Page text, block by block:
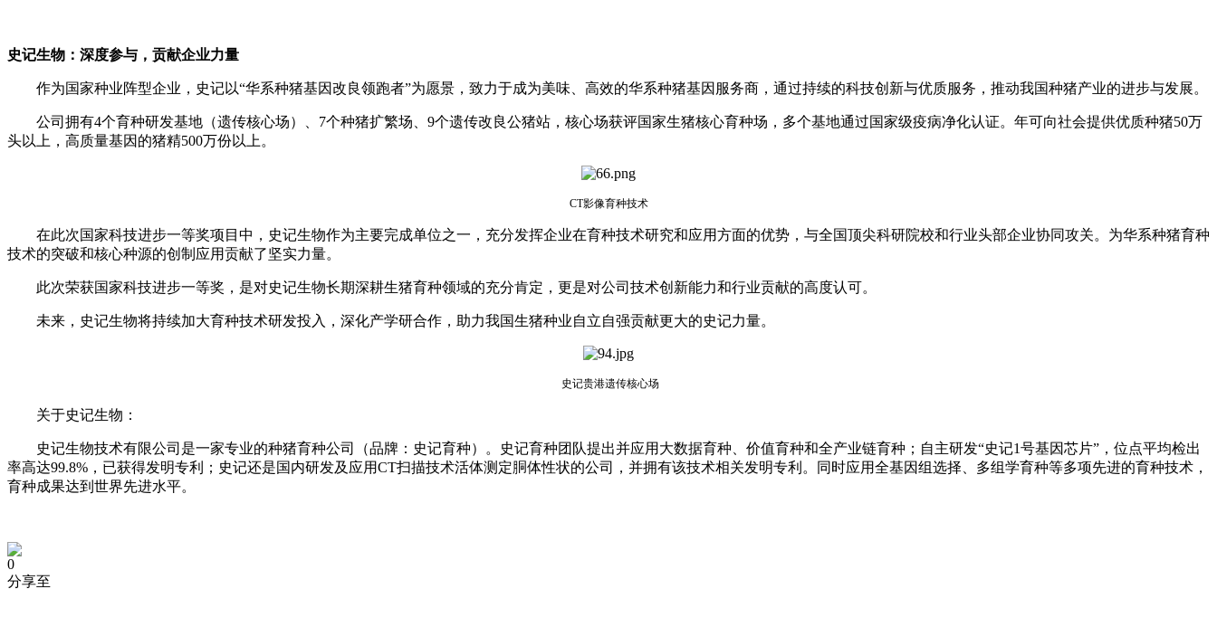
史记生物：深度参与，贡献企业力量
作为国家种业阵型企业，史记以“华系种猪基因改良领跑者”为愿景，致力于成为美味、高效的华系种猪基因服务商，通过持续的科技创新与优质服务，推动我国种猪产业的进步与发展。
公司拥有4个育种研发基地（遗传核心场）、7个种猪扩繁场、9个遗传改良公猪站，核心场获评国家生猪核心育种场，多个基地通过国家级疫病净化认证。年可向社会提供优质种猪50万
头以上，高质量基因的猪精500万份以上。
CT影像育种技术
在此次国家科技进步一等奖项目中，史记生物作为主要完成单位之一，充分发挥企业在育种技术研究和应用方面的优势，与全国顶尖科研院校和行业头部企业协同攻关。为华系种猪育种
技术的突破和核心种源的创制应用贡献了坚实力量。
此次荣获国家科技进步一等奖，是对史记生物长期深耕生猪育种领域的充分肯定，更是对公司技术创新能力和行业贡献的高度认可。
未来，史记生物将持续加大育种技术研发投入，深化产学研合作，助力我国生猪种业自立自强贡献更大的史记力量。
史记贵港遗传核心场
关于史记生物：
史记生物技术有限公司是一家专业的种猪育种公司（品牌：史记育种）。史记育种团队提出并应用大数据育种、价值育种和全产业链育种；自主研发“史记1号基因芯片”，位点平均检出
率高达99.8%，已获得发明专利；史记还是国内研发及应用CT扫描技术活体测定胴体性状的公司，并拥有该技术相关发明专利。同时应用全基因组选择、多组学育种等多项先进的育种技术，
育种成果达到世界先进水平。
0
分享至